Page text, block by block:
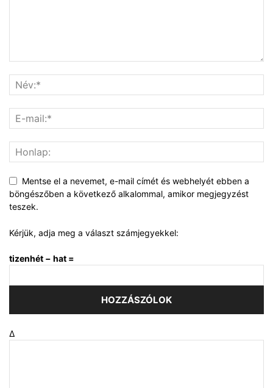
Mentse el a nevemet, e-mail címét és webhelyét ebben a
böngészőben a következő alkalommal, amikor megjegyzést
teszek.
Kérjük, adja meg a választ számjegyekkel:
tizenhét − hat =
Δ